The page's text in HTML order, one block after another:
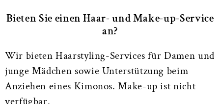
Bieten Sie einen Haar- und Make-up-Service
an?
Wir bieten Haarstyling-Services für Damen und
junge Mädchen sowie Unterstützung beim
Anziehen eines Kimonos. Make-up ist nicht